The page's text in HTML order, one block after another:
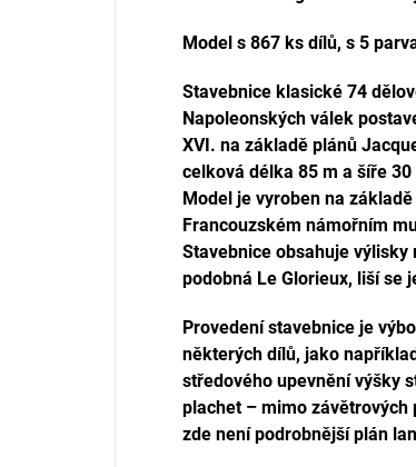
Model s 867 ks dílů, s 5
Stavebnice klasické 74
Napoleonských válek
XVI. na základě plánů
celková délka 85 m a šíře 30
Model je vyroben na
Francouzském námořním
Stavebnice obsahuje
podobná Le Glorieux, liší se
Provedení stavebnice je
některých dílů, jako
středového upevnění výšky
plachet – mimo
zde není podrobnější plán